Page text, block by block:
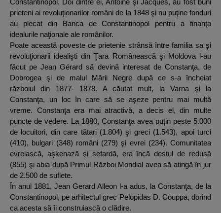
Constantinopol. Doi dintre ei, Antoine şi Jacques, au fost buni
prieteni ai revoluţionarilor români de la 1848 şi nu puţine fonduri
au plecat din Banca de Constantinopol pentru a finanţa
idealurile naţionale ale românilor.
Poate această poveste de prietenie strânsă între familia sa şi
revoluţionarii idealişti din Ţara Românească şi Moldova l-au
făcut pe Jean Gérard să devină interesat de Constanţa, de
Dobrogea şi de malul Mării Negre după ce s-a încheiat
războiul din 1877- 1878. A căutat mult, la Varna şi la
Constanţa, un loc în care să se aşeze pentru mai multă
vreme. Constanţa era mai atractivă, a decis el, din multe
puncte de vedere. La 1880, Constanţa avea puţin peste 5.000
de locuitori, din care tătari (1.804) şi greci (1.543), apoi turci
(410), bulgari (348) români (279) şi evrei (234). Comunitatea
evreiască, aşkenază şi sefardă, era încă destul de redusă
(855) şi abia după Primul Război Mondial avea să atingă în jur
de 2.500 de suflete.
În anul 1881, Jean Gerard Alleon l-a adus, la Constanţa, de la
Constantinopol, pe arhitectul grec Pelopidas D. Couppa, dorind
ca acesta să îi construiască o clădire.